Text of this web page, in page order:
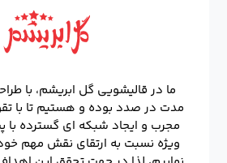
ما در قالیشویی گل ابریشم، با
مدت در صدد بوده و هستیم تا با
مجرب و ایجاد شبکه ای گسترده با
ویژه نسبت به ارتقای نقش مهم